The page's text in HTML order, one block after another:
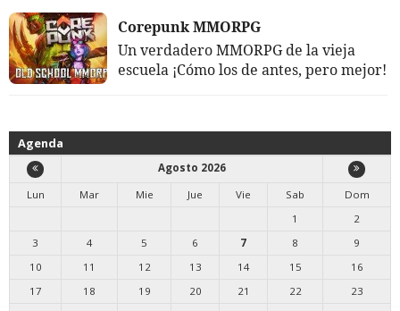
Corepunk MMORPG
Un verdadero MMORPG de la vieja
escuela ¡Cómo los de antes, pero mejor!
Agenda
Agosto 2026
Lun
Mar Mie Jue Vie Sab
Dom
1
2
3
4 5 6 7 8
9
10
11 12 13 14 15
16
17
18 19 20 21 22
23